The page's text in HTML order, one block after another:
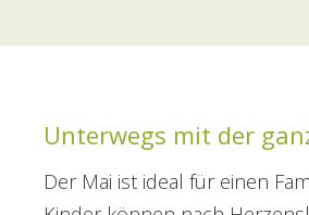
Unterwegs mit der
Der Mai ist ideal für einen